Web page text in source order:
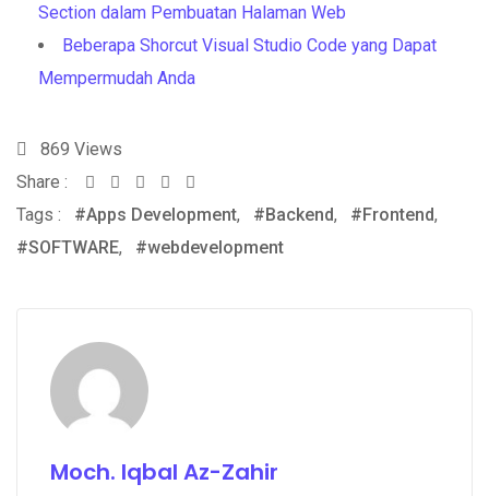
Section dalam Pembuatan Halaman Web
Beberapa Shorcut Visual Studio Code yang Dapat
Mempermudah Anda
869 Views
Share :
Whatsapp
Share
via
Email
Tags : #Apps Development, #Backend, #Frontend,
#SOFTWARE, #webdevelopment
Moch. Iqbal Az-Zahir